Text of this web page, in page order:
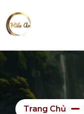
Trang Chủ